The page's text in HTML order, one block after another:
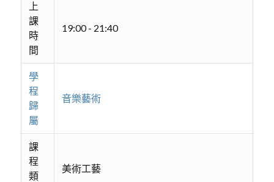
上
課
時
間
19:00 - 21:40
學
程
歸
屬
音樂藝術
課
程
類
美術工藝